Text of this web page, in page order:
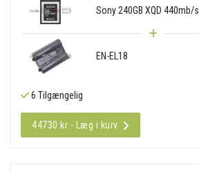
Sony 240GB XQD 440mb/s
EN-EL18
6 Tilgængelig
44730 kr - Læg i kurv